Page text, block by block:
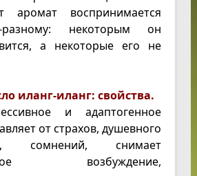
аромат воспринимается
некоторым он
а некоторые его не
иланг-иланг: свойства.
и адаптогенное
от страхов, душевного
сомнений, снимает
возбуждение,